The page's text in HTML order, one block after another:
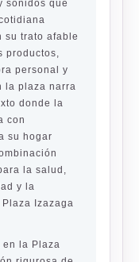
sonidos que
su trato afable
productos,
personal y
la plaza narra
donde la
con
su hogar
la salud,
y la
Izazaga
en la Plaza